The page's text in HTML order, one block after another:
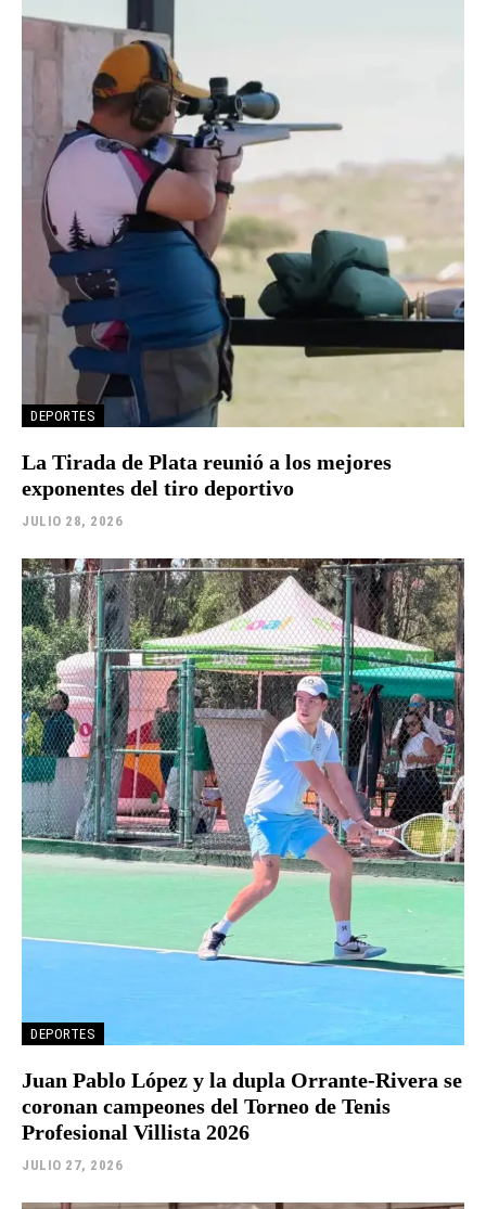
DEPORTES
La Tirada de Plata reunió a los mejores
exponentes del tiro deportivo
JULIO 28, 2026
DEPORTES
Juan Pablo López y la dupla Orrante-Rivera se
coronan campeones del Torneo de Tenis
Profesional Villista 2026
JULIO 27, 2026